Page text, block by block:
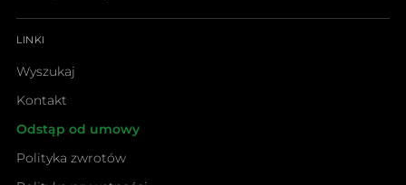
LINKI
Wyszukaj
Kontakt
Odstąp od umowy
Polityka zwrotów